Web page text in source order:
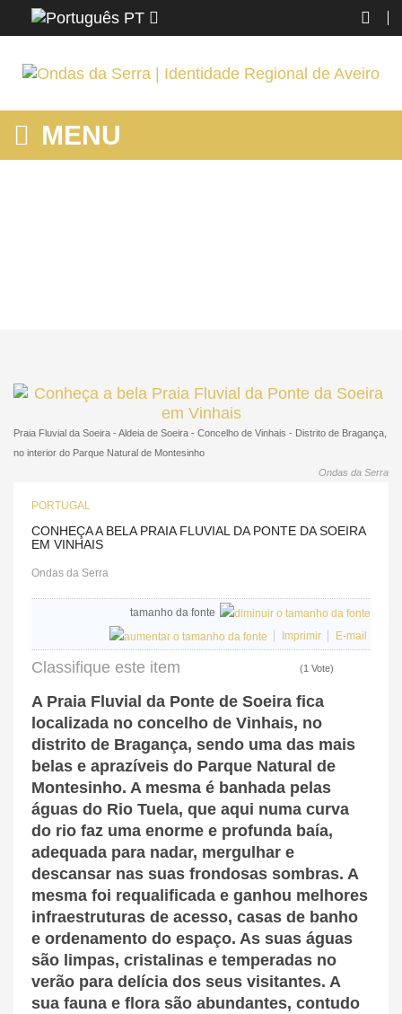
PT
MENU
Praia Fluvial da Soeira - Aldeia de Soeira - Concelho de Vinhais - Distrito de Bragança,
no interior do Parque Natural de Montesinho
Ondas da Serra
PORTUGAL
CONHEÇA A BELA PRAIA FLUVIAL DA PONTE DA SOEIRA
EM VINHAIS
Ondas da Serra
tamanho da fonte
Imprimir
E-mail
Classifique este item (1 Vote)
A Praia Fluvial da Ponte de Soeira fica
localizada no concelho de Vinhais, no
distrito de Bragança, sendo uma das mais
belas e aprazíveis do Parque Natural de
Montesinho. A mesma é banhada pelas
águas do Rio Tuela, que aqui numa curva
do rio faz uma enorme e profunda baía,
adequada para nadar, mergulhar e
descansar nas suas frondosas sombras. A
mesma foi requalificada e ganhou melhores
infraestruturas de acesso, casas de banho
e ordenamento do espaço. As suas águas
são limpas, cristalinas e temperadas no
verão para delícia dos seus visitantes. A
sua fauna e flora são abundantes, contudo